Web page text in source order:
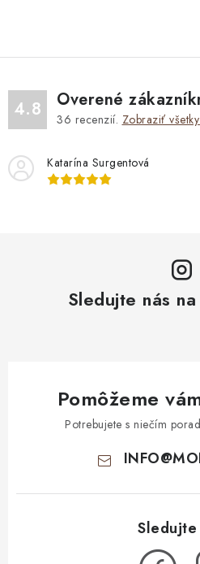
4.8 Overené
36 recenzií. Zobraziť
Katarína Surgentová
Sledujte nás
Pomôžeme
Potrebujete s niečím
INFO@